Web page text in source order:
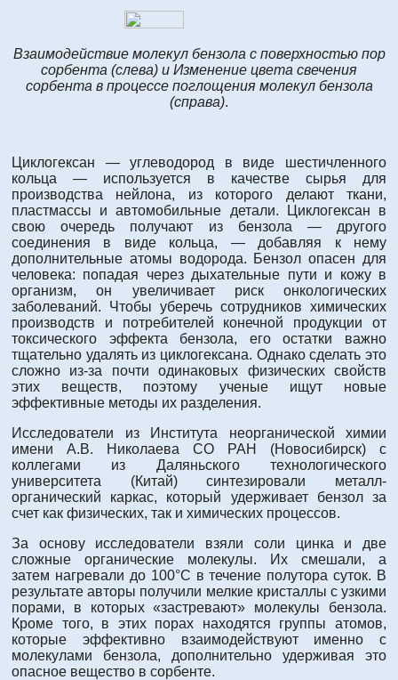
Взаимодействие молекул бензола с поверхностью пор
сорбента (слева) и Изменение цвета свечения
сорбента в процессе поглощения молекул бензола
(справа).
Циклогексан — углеводород в виде шестичленного
кольца — используется в качестве сырья для
производства нейлона, из которого делают ткани,
пластмассы и автомобильные детали. Циклогексан в
свою очередь получают из бензола — другого
соединения в виде кольца, — добавляя к нему
дополнительные атомы водорода. Бензол опасен для
человека: попадая через дыхательные пути и кожу в
организм, он увеличивает риск онкологических
заболеваний. Чтобы уберечь сотрудников химических
производств и потребителей конечной продукции от
токсического эффекта бензола, его остатки важно
тщательно удалять из циклогексана. Однако сделать это
сложно из-за почти одинаковых физических свойств
этих веществ, поэтому ученые ищут новые
эффективные методы их разделения.
Исследователи из Института неорганической химии
имени А.В. Николаева СО РАН (Новосибирск) с
коллегами из Даляньского технологического
университета (Китай) синтезировали металл-
органический каркас, который удерживает бензол за
счет как физических, так и химических процессов.
За основу исследователи взяли соли цинка и две
сложные органические молекулы. Их смешали, а
затем нагревали до 100°С в течение полутора суток. В
результате авторы получили мелкие кристаллы с узкими
порами, в которых «застревают» молекулы бензола.
Кроме того, в этих порах находятся группы атомов,
которые эффективно взаимодействуют именно с
молекулами бензола, дополнительно удерживая это
опасное вещество в сорбенте.